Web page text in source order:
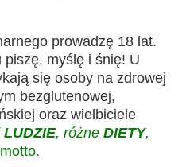
prowadzę 18 lat.
piszę, myślę i śnię! U
się osoby na zdrowej
bezglutenowej,
oraz wielbiciele
LUDZIE, różne DIETY,